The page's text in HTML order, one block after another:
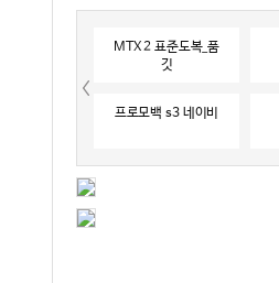
MTX 2 표준도복_품
깃
프로모백 s3 네이비